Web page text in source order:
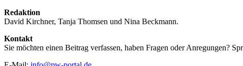
Redaktion
David Kirchner, Tanja Thomsen und Nina Beckmann.
Kontakt
Sie möchten einen Beitrag verfassen, haben Fragen oder Anregungen?